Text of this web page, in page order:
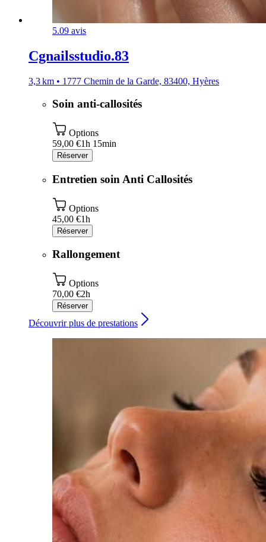
5.09 avis
Cgnailsstudio.83
3,3 km • 1777 Chemin de la Garde, 83400, Hyères
Soin anti-callosités
Options
59,00 €1h 15min
Réserver
Entretien soin Anti Callosités
Options
45,00 €1h
Réserver
Rallongement
Options
70,00 €2h
Réserver
Découvrir plus de prestations